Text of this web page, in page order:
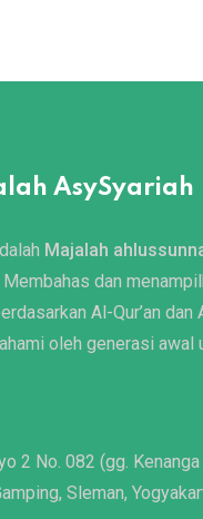
AsySyariah
Majalah
dan
Al-Qur’an dan
oleh generasi awal
2 No. 082 (gg. Kenanga
Sleman,